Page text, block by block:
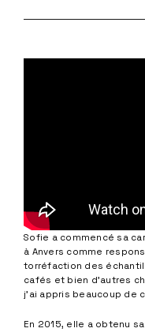
Sofie a commencé sa
à Anvers comme
torréfaction des
cafés et bien d’autres
j’ai appris beaucoup de
En 2015, elle a obtenu